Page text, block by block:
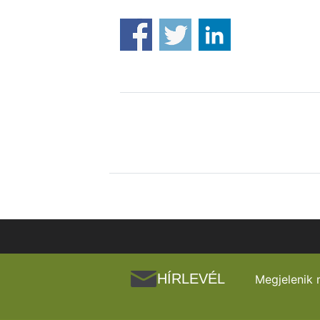
HÍRLEVÉL Megjelenik